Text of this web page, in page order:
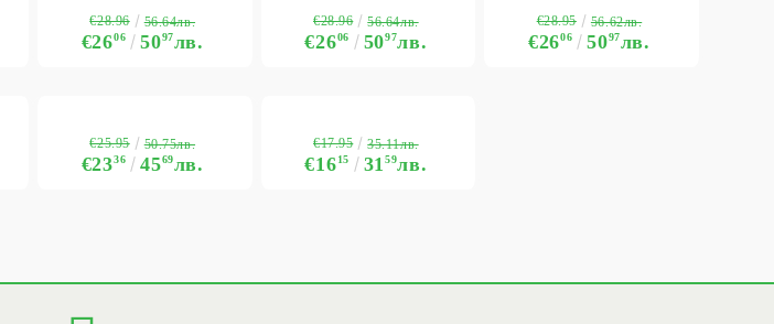
€2606 5097лв.
€28.96 56.64лв.
€2606 5097лв.
€28.96 56.64лв.
€2606 5097лв.
€28.95 56.62лв.
€2336 4569лв.
€25.95 50.75лв.
€1615 3159лв.
€17.95 35.11лв.